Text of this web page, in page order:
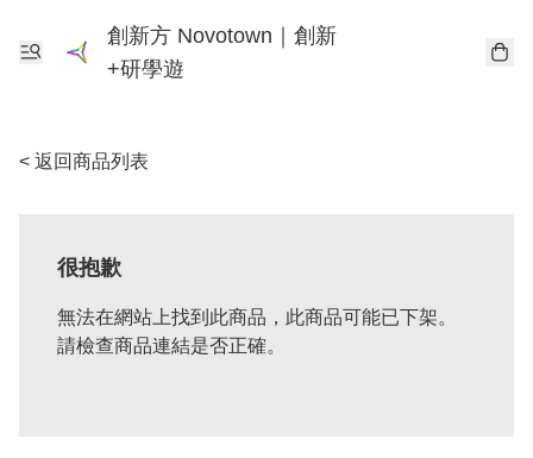
創新方 Novotown｜創新
+研學遊
< 返回商品列表
很抱歉
無法在網站上找到此商品，此商品可能已下架。
請檢查商品連結是否正確。